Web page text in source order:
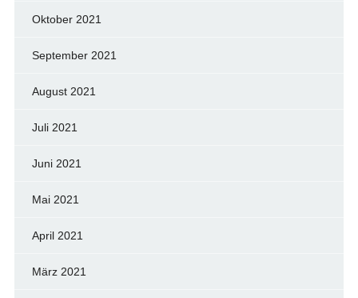
Oktober 2021
September 2021
August 2021
Juli 2021
Juni 2021
Mai 2021
April 2021
März 2021